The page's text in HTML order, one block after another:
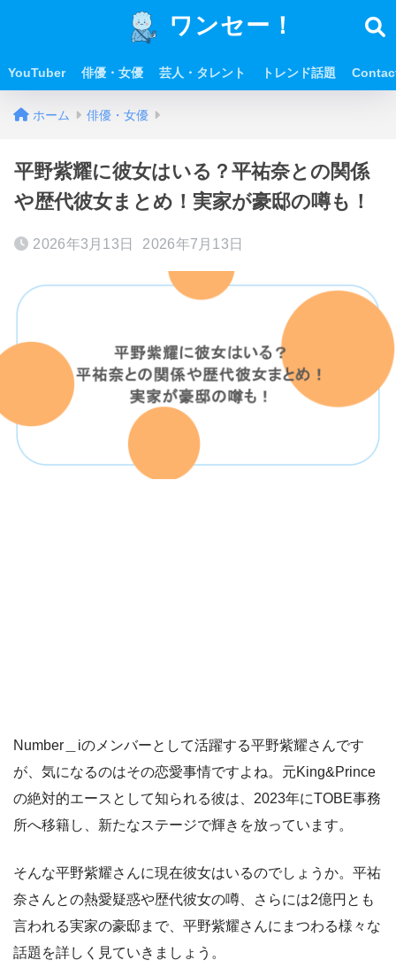
ワンセー！
YouTuber 俳優・女優 芸人・タレント トレンド話題
ホーム 俳優・女優
平野紫耀に彼女はいる？平祐奈との関係
や歴代彼女まとめ！実家が豪邸の噂も！
2026年3月13日 2026年7月13日
Number＿iのメンバーとして活躍する平野紫耀さんです
が、気になるのはその恋愛事情ですよね。元King&Prince
の絶対的エースとして知られる彼は、2023年にTOBE事務
所へ移籍し、新たなステージで輝きを放っています。
そんな平野紫耀さんに現在彼女はいるのでしょうか。平祐
奈さんとの熱愛疑惑や歴代彼女の噂、さらには2億円とも
言われる実家の豪邸まで、平野紫耀さんにまつわる様々な
話題を詳しく見ていきましょう。